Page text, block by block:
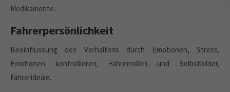
Medikamente.
Fahrerpersönlichkeit
Beeinflussung des Verhaltens durch Emotionen, Stress,
Emotionen kontrollieren, Fahrerrollen und Selbstbilder,
Fahrerideale.